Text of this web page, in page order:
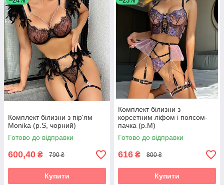
Комплект білизни з пір'ям
Monika (р.S, чорний)
Готово до відправки
600,40 ₴ 790 ₴
Купити
Комплект білизни з
корсетним ліфом і поясом-
пачка (р.M)
Готово до відправки
616 ₴ 800 ₴
Купити